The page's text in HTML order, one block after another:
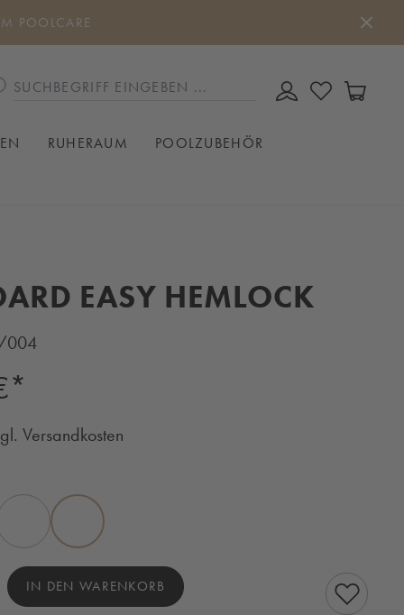
POOLCARE
DU HAST 0
RUHERAUM
POOLZUBEHÖR
EASY HEMLOCK
004
Versandkosten
GRÜN
Gib den gewünschten Wert ein oder
IN DEN WARENKORB